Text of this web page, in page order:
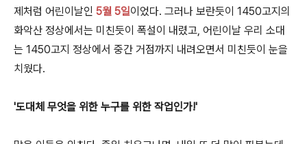
제처럼 어린이날인 5월 5일이었다. 그러나 보란듯이 1450고지의
화악산 정상에서는 미친듯이 폭설이 내렸고, 어린이날 우리 소대
는 1450고지 정상에서 중간 거점까지 내려오면서 미친듯이 눈을
치웠다.
'도대체 무엇을 위한 누구를 위한 작업인가!'